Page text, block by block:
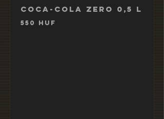
Coca-Cola Zero 0,5 l
550 HUF